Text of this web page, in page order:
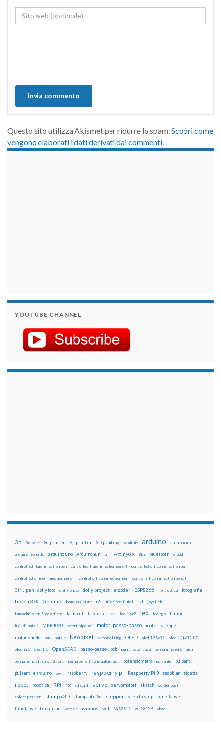
Questo sito utilizza Akismet per ridurre lo spam. Scopri come
vengono elaborati i dati derivati dai commenti
YOUTUBE CHANNEL
3d 3d print 3d printed 3d printer 3D printing adafruit arduino arduino ide
arduino leonardo arduino uno Arduino Yún arm Attiny85 BLE bluetooth cloud
controlled fluid injection pen controlled fluid injection pencil controlled silicon injection pen
controlled silicon injection pencil control silicon injection pen control silicon injection pencil
CtrlJ pen dolly foto dolly photo dolly project encoder ESP8266 fibra ottica fotografia
fusion 360 Genuino home assistant i2c iniezione fluidi IoT joystick
lampadario con fibre ottiche lasercut laser cut lcd lcd 16x2 led led rgb Linux
luci di natale MKR1000 motori bipolari motori passo-passo motori stepper
motor shield nas natale Neopixel Neopixel ring OLED oled 128x32 oled 128x32 IIC
oled i2C oled IIC OpenSCAD passo-passo pcb penna automatica penna iniezione fluidi
penna per pasta di saldatura penna per silicone automatica potenziometro pulsante pulsanti
pulsanti e arduino pwm raspberry raspberry pi Raspberry Pi 3 raspbian ricetta
robot robotica RPi rtc sd card servo servomotori sketch solder past
solder past pen stampa 3D stampante 3d stepper step to step time-lapse
timelapse tinkercad wemake wemos wifi WS2812 ws2812B xbee